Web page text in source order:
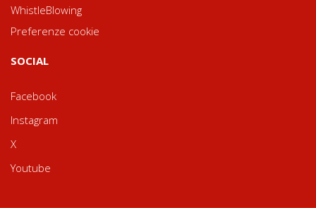
WhistleBlowing
Preferenze cookie
SOCIAL
Facebook
Instagram
X
Youtube